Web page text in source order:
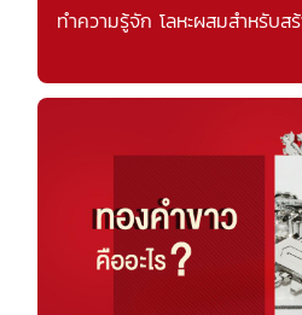
ทำความรู้จัก โลหะผสมสำหรับส